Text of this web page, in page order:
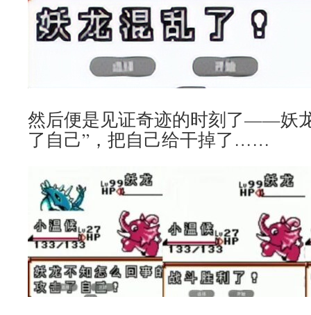
然后便是见证奇迹的时刻了——妖
了自己”，把自己给干掉了……